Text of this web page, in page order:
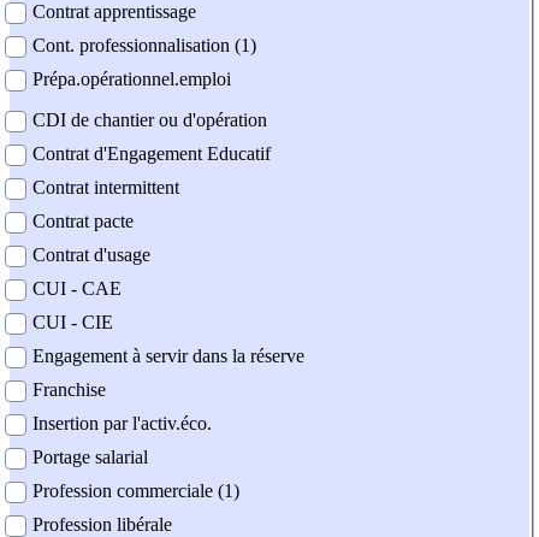
Contrat apprentissage
Cont. professionnalisation (1)
Prépa.opérationnel.emploi
CDI de chantier ou d'opération
Contrat d'Engagement Educatif
Contrat intermittent
Contrat pacte
Contrat d'usage
CUI - CAE
CUI - CIE
Engagement à servir dans la réserve
Franchise
Insertion par l'activ.éco.
Portage salarial
Profession commerciale (1)
Profession libérale